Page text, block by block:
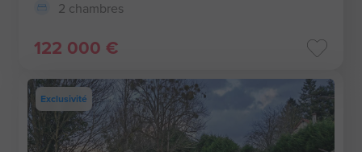
2 chambres
122 000 €
Exclusivité